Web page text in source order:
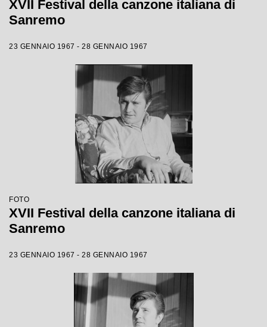
XVII Festival della canzone italiana di
Sanremo
23 GENNAIO 1967 - 28 GENNAIO 1967
FOTO
XVII Festival della canzone italiana di
Sanremo
23 GENNAIO 1967 - 28 GENNAIO 1967